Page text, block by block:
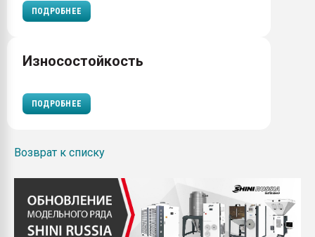
ПОДРОБНЕЕ
Износостойкость
ПОДРОБНЕЕ
Возврат к списку